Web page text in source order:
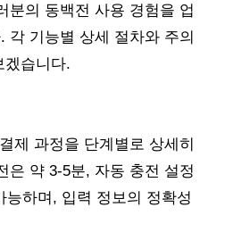
분의 동백전 사용 경험을 업
각 기능별 상세 절차와 주의
겠습니다.
제 과정을 단계별로 상세히
은 약 3-5분, 자동 충전 설정
능하며, 입력 정보의 정확성